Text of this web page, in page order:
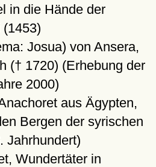
in die Hände der
Josua) von Ansera,
(† 1720) (Erhebung der
2000)
aus Ägypten,
Bergen der syrischen
Jahrhundert)
Wundertäter in